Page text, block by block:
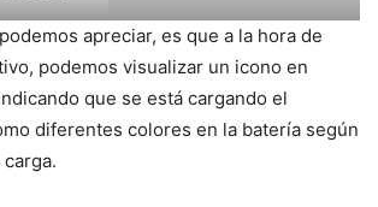
apreciar, es que a la hora de
podemos visualizar un icono en
que se está cargando el
diferentes colores en la batería según